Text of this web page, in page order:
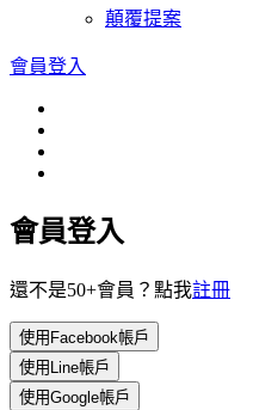
顛覆提案
會員登入
會員登入
還不是50+會員？點我註冊
使用Facebook帳戶
使用Line帳戶
使用Google帳戶